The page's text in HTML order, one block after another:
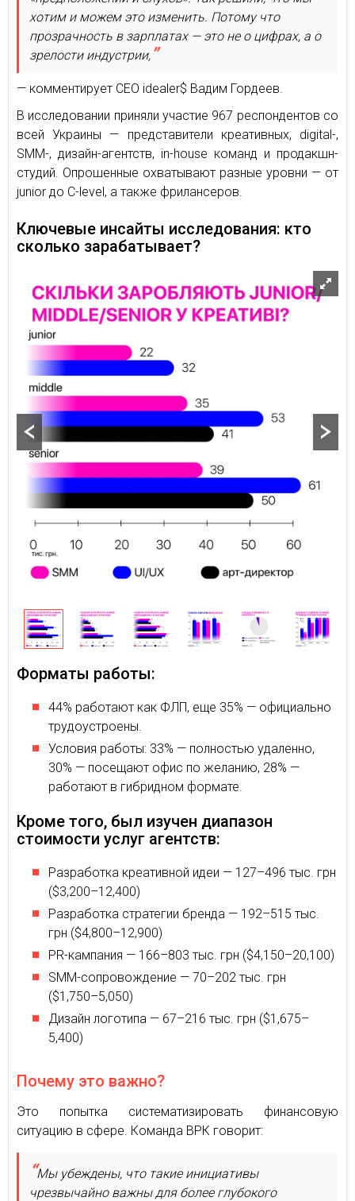
хотим и можем это изменить. Потому что
прозрачность в зарплатах — это не о цифрах, а о
зрелости индустрии,
— комментирует CEO idealer$ Вадим Гордеев.
В исследовании приняли участие 967 респондентов со
всей Украины — представители креативных, digital-,
SMM-, дизайн-агентств, in-house команд и продакшн-
студий. Опрошенные охватывают разные уровни — от
junior до C-level, а также фрилансеров.
Ключевые инсайты исследования: кто
сколько зарабатывает?
Форматы работы:
44% работают как ФЛП, еще 35% — официально
трудоустроены.
Условия работы: 33% — полностью удаленно,
30% — посещают офис по желанию, 28% —
работают в гибридном формате.
Кроме того, был изучен диапазон
стоимости услуг агентств:
Разработка креативной идеи — 127–496 тыс. грн
($3,200–12,400)
Разработка стратегии бренда — 192–515 тыс.
грн ($4,800–12,900)
PR-кампания — 166–803 тыс. грн ($4,150–20,100)
SMM-сопровождение — 70–202 тыс. грн
($1,750–5,050)
Дизайн логотипа — 67–216 тыс. грн ($1,675–
5,400)
Почему это важно?
Это попытка систематизировать финансовую
ситуацию в сфере. Команда ВРК говорит:
Мы убеждены, что такие инициативы
чрезвычайно важны для более глубокого